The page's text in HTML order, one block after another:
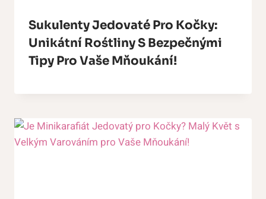
Sukulenty Jedovaté Pro Kočky:
Unikátní Rośtliny S Bezpečnými
Tipy Pro Vaše Mňoukání!